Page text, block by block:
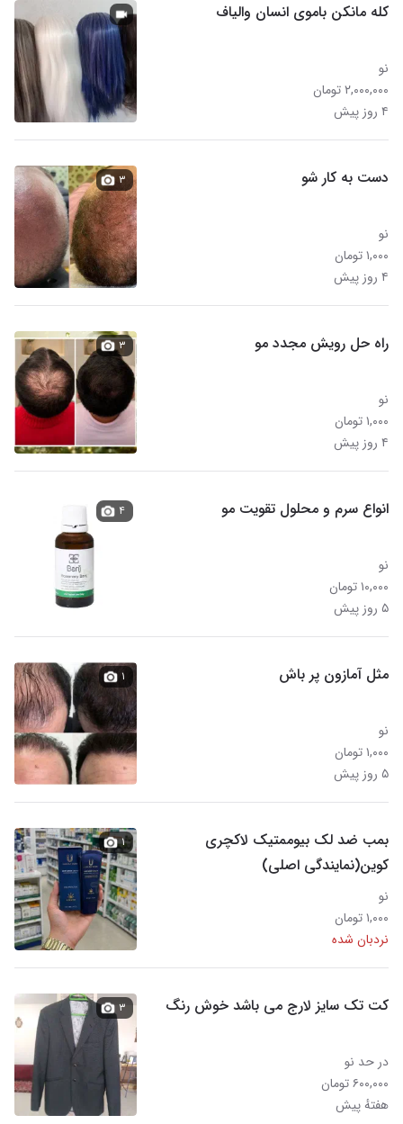
کله مانکن باموی انسان والیاف
نو
۲,۰۰۰,۰۰۰ تومان
۴ روز پیش
دست به کار شو
نو
۱,۰۰۰ تومان
۴ روز پیش
۳
راه حل رویش مجدد مو
نو
۱,۰۰۰ تومان
۴ روز پیش
۳
انواع سرم و محلول تقویت مو
نو
۱۰,۰۰۰ تومان
۵ روز پیش
۴
مثل آمازون پر باش
نو
۱,۰۰۰ تومان
۵ روز پیش
۱
بمب ضد لک بیوممتیک لاکچری
کوین(نمایندگی اصلی)
نو
۱,۰۰۰ تومان
نردبان شده
۱
کت تک سایز لارج می باشد خوش رنگ
در حد نو
۶۰۰,۰۰۰ تومان
هفتهٔ پیش
۳